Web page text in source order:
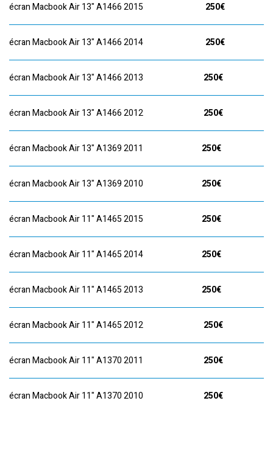
écran Macbook Air 13" A1466 2015 250€
écran Macbook Air 13" A1466 2014 250€
écran Macbook Air 13" A1466 2013 250€
écran Macbook Air 13" A1466 2012 250€
écran Macbook Air 13" A1369 2011 250€
écran Macbook Air 13" A1369 2010 250€
écran Macbook Air 11" A1465 2015 250€
écran Macbook Air 11" A1465 2014 250€
écran Macbook Air 11" A1465 2013 250€
écran Macbook Air 11" A1465 2012 250€
écran Macbook Air 11" A1370 2011 250€
écran Macbook Air 11" A1370 2010 250€